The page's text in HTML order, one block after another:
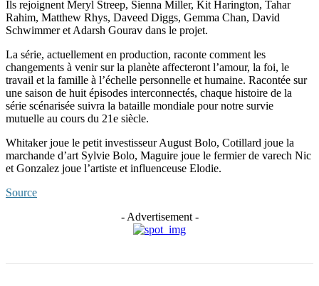
Ils rejoignent Meryl Streep, Sienna Miller, Kit Harington, Tahar
Rahim, Matthew Rhys, Daveed Diggs, Gemma Chan, David
Schwimmer et Adarsh ​​Gourav dans le projet.
La série, actuellement en production, raconte comment les
changements à venir sur la planète affecteront l’amour, la foi, le
travail et la famille à l’échelle personnelle et humaine. Racontée sur
une saison de huit épisodes interconnectés, chaque histoire de la
série scénarisée suivra la bataille mondiale pour notre survie
mutuelle au cours du 21e siècle.
Whitaker joue le petit investisseur August Bolo, Cotillard joue la
marchande d’art Sylvie Bolo, Maguire joue le fermier de varech Nic
et Gonzalez joue l’artiste et influenceuse Elodie.
Source
- Advertisement -